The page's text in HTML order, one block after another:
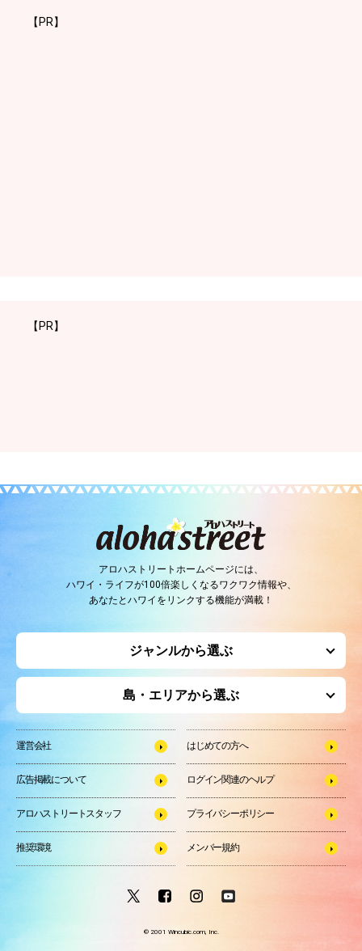
【PR】
【PR】
アロハストリートホームページには、
ハワイ・ライフが100倍楽しくなるワクワク情報や、
あなたとハワイをリンクする機能が満載！
ジャンルから選ぶ
島・エリアから選ぶ
運営会社 はじめての方へ
広告掲載について ログイン関連のヘルプ
アロハストリートスタッフ プライバシーポリシー
推奨環境 メンバー規約
© 2001 Wincubic.com, Inc.